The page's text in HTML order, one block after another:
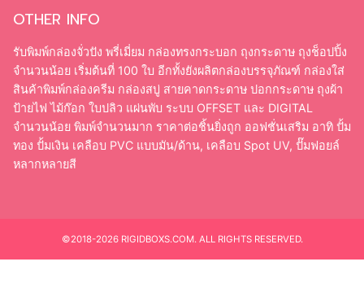
OTHER INFO
รับพิมพ์กล่องจั่วปัง พรี่เมี่ยม กล่องทรงกระบอก ถุงกระดาษ ถุงช็อปปิ้ง
จำนวนน้อย เริ่มต้นที่ 100 ใบ อีกทั้งยังผลิตกล่องบรรจุภัณฑ์ กล่องใส่
สินค้าพิมพ์กล่องครีม กล่องสบู่ สายคาดกระดาษ ปอกกระดาษ ถุงผ้า
ป้ายไฟ ไม้ก๊อก ใบปลิว แผ่นพับ ระบบ OFFSET และ DIGITAL
จำนวนน้อย พิมพ์จำนวนมาก ราคาต่อชิ้นยิ่งถูก ออฟชั่นเสริม อาทิ ปั้ม
ทอง ปั้มเงิน เคลือบ PVC แบบมัน/ด้าน, เคลือบ Spot UV, ปั๊มฟอยล์
หลากหลายสี
©2018-2026 RIGIDBOXS.COM. ALL RIGHTS RESERVED.